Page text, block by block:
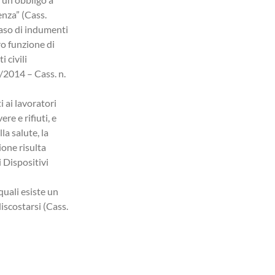
(Cass.
di indumenti
funzione di
civili
– Cass. n.
ai lavoratori
e rifiuti, e
salute, la
risulta
Dispositivi
esiste un
(Cass.